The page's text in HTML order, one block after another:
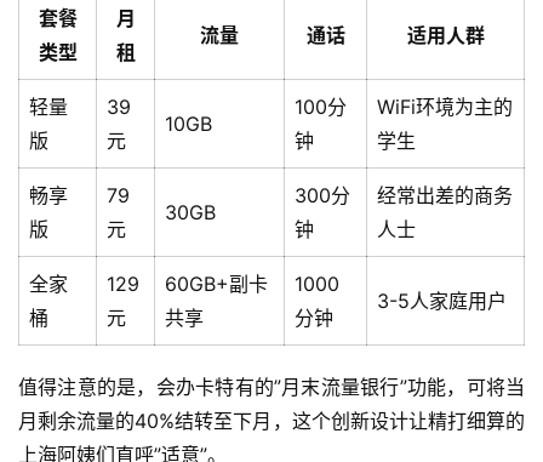
套餐
类型
月
租
流量 通话 适用人群
轻量
版
39
元
10GB
100分
钟
WiFi环境为主的
学生
畅享
版
79
元
30GB
300分
钟
经常出差的商务
人士
全家
桶
129
元
60GB+副卡
共享
1000
分钟
3-5人家庭用户
值得注意的是，会办卡特有的”月末流量银行”功能，可将当
月剩余流量的40%结转至下月，这个创新设计让精打细算的
上海阿姨们直呼”适意”。